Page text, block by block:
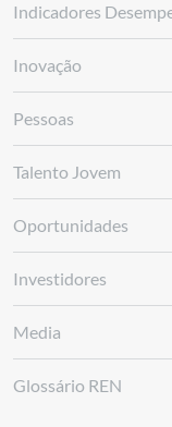
Indicadores
Inovação
Pessoas
Talento Jovem
Oportunidades
Investidores
Media
Glossário REN